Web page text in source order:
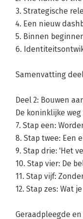
3. Strategische
4. Een nieuw
5. Binnen
6.
Samenvatting deel
Deel 2: Bouwen
De koninklijke
7. Stap een:
8. Stap twee: Een
9. Stap drie: 'Het
10. Stap vier: De
11. Stap vijf:
12. Stap zes: Wat
Geraadpleegde